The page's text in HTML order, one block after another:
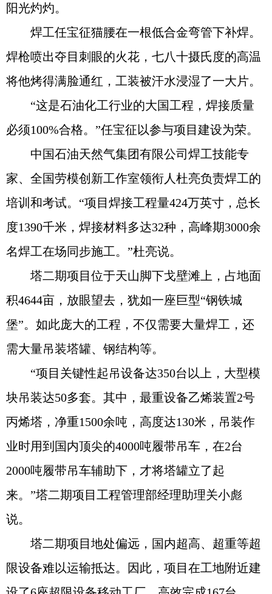
阳光灼灼。
焊工任宝征猫腰在一根低合金弯管下补焊。
焊枪喷出夺目刺眼的火花，七八十摄氏度的高温
将他烤得满脸通红，工装被汗水浸湿了一大片。
“这是石油化工行业的大国工程，焊接质量
必须100%合格。”任宝征以参与项目建设为荣。
中国石油天然气集团有限公司焊工技能专
家、全国劳模创新工作室领衔人杜亮负责焊工的
培训和考试。“项目焊接工程量424万英寸，总长
度1390千米，焊接材料多达32种，高峰期3000余
名焊工在场同步施工。”杜亮说。
塔二期项目位于天山脚下戈壁滩上，占地面
积4644亩，放眼望去，犹如一座巨型“钢铁城
堡”。如此庞大的工程，不仅需要大量焊工，还
需大量吊装塔罐、钢结构等。
“项目关键性起吊设备达350台以上，大型模
块吊装达50多套。其中，最重设备乙烯装置2号
丙烯塔，净重1500余吨，高度达130米，吊装作
业时用到国内顶尖的4000吨履带吊车，在2台
2000吨履带吊车辅助下，才将塔罐立了起
来。”塔二期项目工程管理部经理助理关小彪
说。
塔二期项目地处偏远，国内超高、超重等超
限设备难以运输抵达。因此，项目在工地附近建